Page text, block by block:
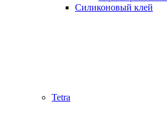
Силиконовый клей
Tetra